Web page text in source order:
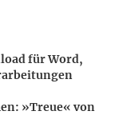
für Word,
»Treue« von